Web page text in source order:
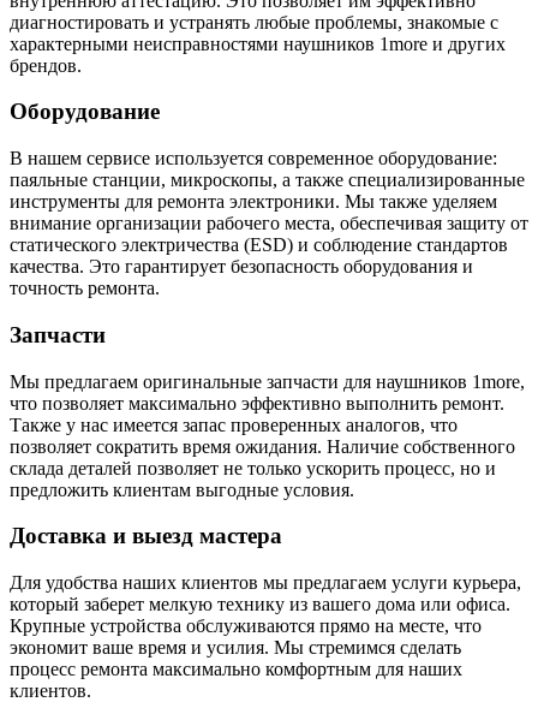
диагностировать и устранять любые проблемы, знакомые с
характерными неисправностями наушников 1more и других
брендов.
Оборудование
В нашем сервисе используется современное оборудование:
паяльные станции, микроскопы, а также специализированные
инструменты для ремонта электроники. Мы также уделяем
внимание организации рабочего места, обеспечивая защиту от
статического электричества (ESD) и соблюдение стандартов
качества. Это гарантирует безопасность оборудования и
точность ремонта.
Запчасти
Мы предлагаем оригинальные запчасти для наушников 1more,
что позволяет максимально эффективно выполнить ремонт.
Также у нас имеется запас проверенных аналогов, что
позволяет сократить время ожидания. Наличие собственного
склада деталей позволяет не только ускорить процесс, но и
предложить клиентам выгодные условия.
Доставка и выезд мастера
Для удобства наших клиентов мы предлагаем услуги курьера,
который заберет мелкую технику из вашего дома или офиса.
Крупные устройства обслуживаются прямо на месте, что
экономит ваше время и усилия. Мы стремимся сделать
процесс ремонта максимально комфортным для наших
клиентов.